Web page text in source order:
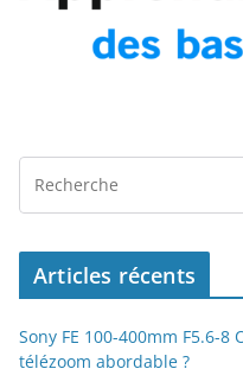
Articles récents
Sony FE 100-400mm F5.6-8
télézoom abordable ?